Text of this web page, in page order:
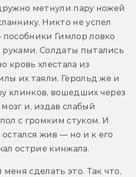
метнули пару ножей
Никто не успел
пособники Гимлор ловко
Солдаты пытались
кровь хлестала из
их таяли. Герольд же и
клинков, вошедших через
и, издав слабый
с громким стуком. И
жив — но и к его
острие кинжала.
сделать это. Так что,